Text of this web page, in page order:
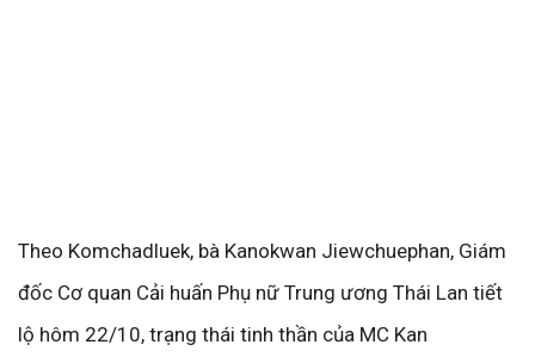
Theo Komchadluek, bà Kanokwan Jiewchuephan, Giám
đốc Cơ quan Cải huấn Phụ nữ Trung ương Thái Lan tiết
lộ hôm 22/10, trạng thái tinh thần của MC Kan